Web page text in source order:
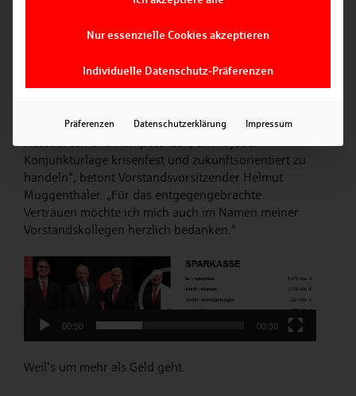
von 5,3 Mrd. Euro erfolgreich abschließen.
Auch in bewegten Zeiten wie diesen bietet die
Sparkasse ihren Kundinnen und Kunden sowie ihren
Perspektiven: „Wir verfügen über die notwendigen
Ressourcen und Kompetenzen, um in jeder
Konjunkturlage krisenfest und zukunftsorientiert zu
handeln“, betont Vorstandsvorsitzender Helmut
Muggenthaler. „Für das entgegengebrachte
Vertrauen möchte ich mich auch im Namen meiner
Vorstandskollegen herzlich bedanken.“
Video-
Player
00:00 00:30
Weil‘s um mehr als Geld geht.
Nur essenzielle Cookies akzeptieren
Individuelle Datenschutz-Präferenzen
Präferenzen Datenschutzerklärung Impressum